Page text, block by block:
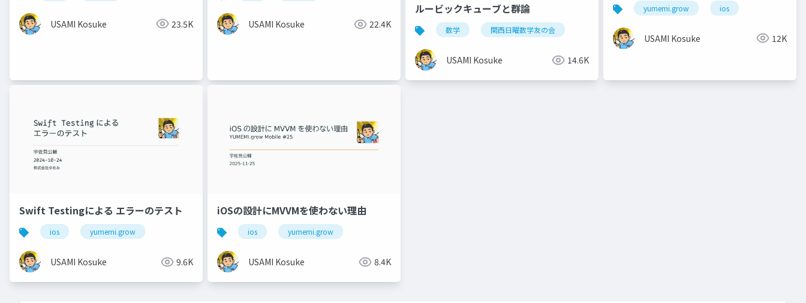
USAMI Kosuke 23.5K USAMI Kosuke 22.4K
ルービックキューブと群論
数学 関西日曜数学友の会
USAMI Kosuke 14.6K
yumemi.grow ios
USAMI Kosuke 12K
Swift Testingによる エラーのテスト
ios yumemi.grow
USAMI Kosuke 9.6K
iOSの設計にMVVMを使わない理由
ios yumemi.grow
USAMI Kosuke 8.4K